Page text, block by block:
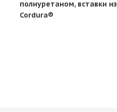
полиуретаном, вставки из
Cordura®